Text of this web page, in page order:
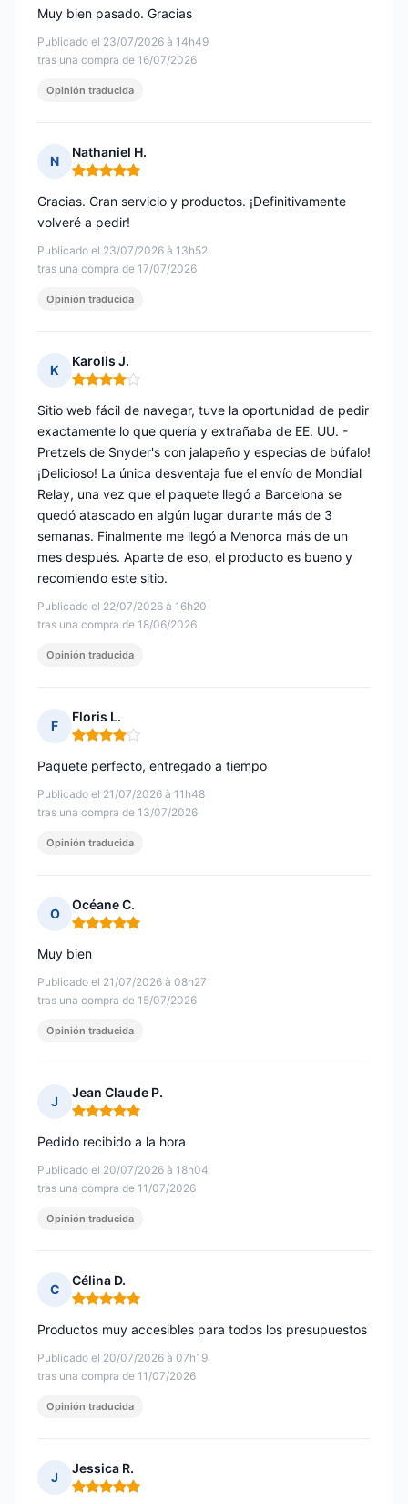
Publicado el 23/07/2026 à 14h49
tras una compra de 16/07/2026
Muy bien pasado. Gracias
Opinión traducida
N
Nathaniel H.
Nota: 5 de 5
Publicado el 23/07/2026 à 13h52
tras una compra de 17/07/2026
Gracias. Gran servicio y productos. ¡Definitivamente
volveré a pedir!
Opinión traducida
K
Karolis J.
Nota: 4 de 5
Publicado el 22/07/2026 à 16h20
tras una compra de 18/06/2026
Sitio web fácil de navegar, tuve la oportunidad de pedir
exactamente lo que quería y extrañaba de EE. UU. -
Pretzels de Snyder's con jalapeño y especias de búfalo!
¡Delicioso! La única desventaja fue el envío de Mondial
Relay, una vez que el paquete llegó a Barcelona se
quedó atascado en algún lugar durante más de 3
semanas. Finalmente me llegó a Menorca más de un
mes después. Aparte de eso, el producto es bueno y
recomiendo este sitio.
Opinión traducida
F
Floris L.
Nota: 4 de 5
Publicado el 21/07/2026 à 11h48
tras una compra de 13/07/2026
Paquete perfecto, entregado a tiempo
Opinión traducida
O
Océane C.
Nota: 5 de 5
Publicado el 21/07/2026 à 08h27
tras una compra de 15/07/2026
Muy bien
Opinión traducida
J
Jean Claude P.
Nota: 5 de 5
Publicado el 20/07/2026 à 18h04
tras una compra de 11/07/2026
Pedido recibido a la hora
Opinión traducida
C
Célina D.
Nota: 5 de 5
Publicado el 20/07/2026 à 07h19
tras una compra de 11/07/2026
Productos muy accesibles para todos los presupuestos
Opinión traducida
J
Jessica R.
Nota: 5 de 5